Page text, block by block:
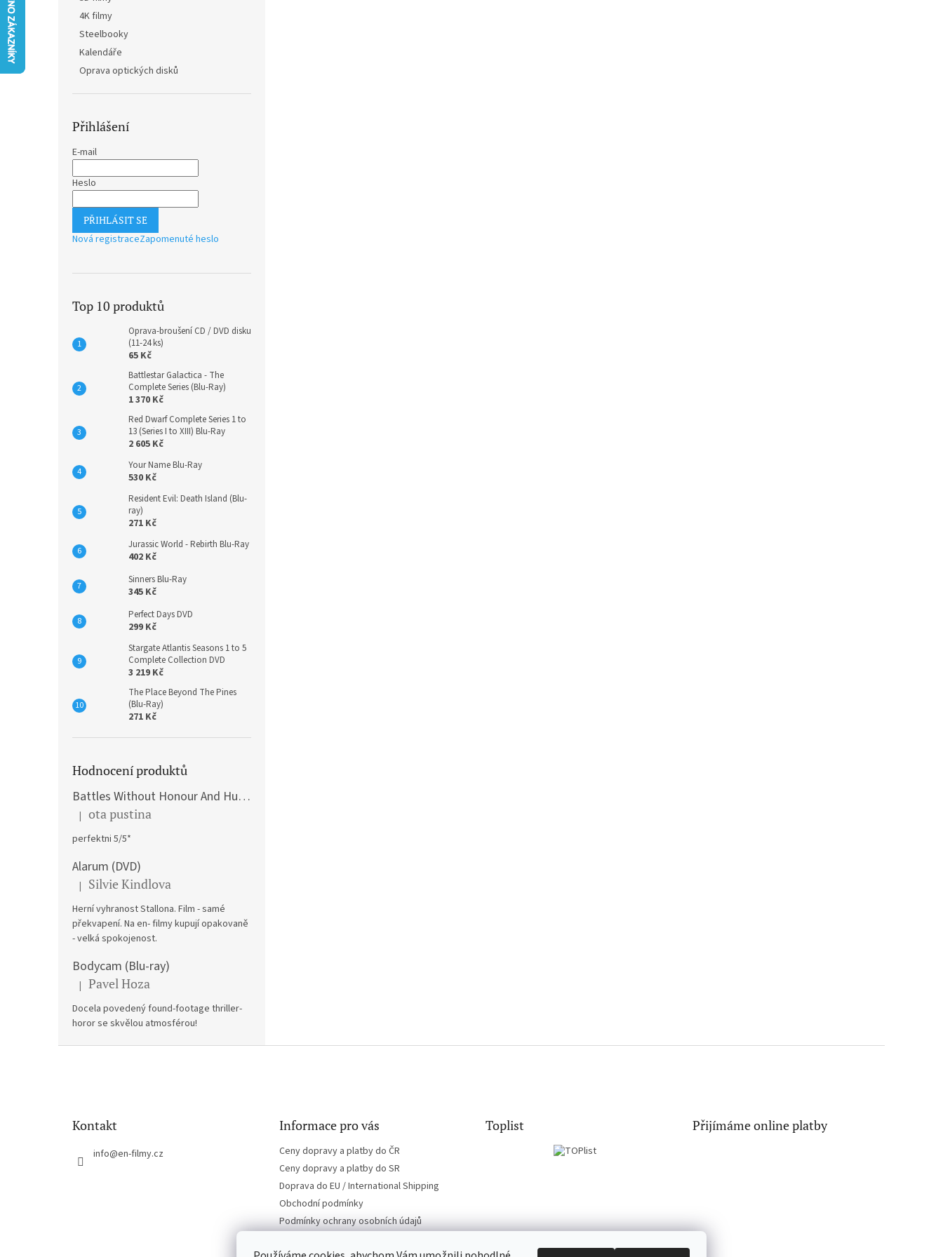
4K filmy
Steelbooky
Kalendáře
Oprava optických disků
Přihlášení
E-mail
Heslo
PŘIHLÁSIT SE
Nová registraceZapomenuté heslo
Top 10 produktů
Oprava-broušení CD / DVD disku
(11-24 ks)
65 Kč
Battlestar Galactica - The
Complete Series (Blu-Ray)
1 370 Kč
Red Dwarf Complete Series 1 to
13 (Series I to XIII) Blu-Ray
2 605 Kč
Your Name Blu-Ray
530 Kč
Resident Evil: Death Island (Blu-
ray)
271 Kč
Jurassic World - Rebirth Blu-Ray
402 Kč
Sinners Blu-Ray
345 Kč
Perfect Days DVD
299 Kč
Stargate Atlantis Seasons 1 to 5
Complete Collection DVD
3 219 Kč
The Place Beyond The Pines
(Blu-Ray)
271 Kč
Hodnocení produktů
Battles Without Honour And Humanity / Yakuza Graveyad / Street Mobster DVD
Hodnocení produktu je 5 z 5 hvězdiček.
| ota pustina
perfektni 5/5*
Alarum (DVD)
Hodnocení produktu je 5 z 5 hvězdiček.
| Silvie Kindlova
Herní vyhranost Stallona. Film - samé
překvapení. Na en- filmy kupují opakovaně
- velká spokojenost.
Bodycam (Blu-ray)
Hodnocení produktu je 5 z 5 hvězdiček.
| Pavel Hoza
Docela povedený found-footage thriller-
horor se skvělou atmosférou!
Kontakt
info@en-filmy.cz
Informace pro vás
Ceny dopravy a platby do ČR
Ceny dopravy a platby do SR
Doprava do EU / International Shipping
Obchodní podmínky
Podmínky ochrany osobních údajů
Toplist Přijímáme online platby